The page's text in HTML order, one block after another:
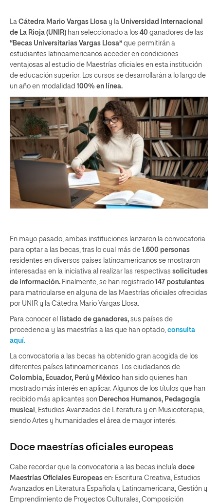
La Cátedra Mario Vargas Llosa y la Universidad Internacional
de La Rioja (UNIR) han seleccionado a los 40 ganadores de las
“Becas Universitarias Vargas Llosa” que permitirán a
estudiantes latinoamericanos acceder en condiciones
ventajosas al estudio de Maestrías oficiales en esta institución
de educación superior. Los cursos se desarrollarán a lo largo de
un año en modalidad 100% en línea.
En mayo pasado, ambas instituciones lanzaron la convocatoria
para optar a las becas, tras lo cual más de 1.600 personas
residentes en diversos países latinoamericanos se mostraron
interesadas en la iniciativa al realizar las respectivas solicitudes
de información. Finalmente, se han registrado 147 postulantes
para matricularse en alguna de las Maestrías oficiales ofrecidas
por UNIR y la Cátedra Mario Vargas Llosa.
Para conocer el listado de ganadores, sus países de
procedencia y las maestrías a las que han optado, consulta
aquí.
La convocatoria a las becas ha obtenido gran acogida de los
diferentes países latinoamericanos. Los ciudadanos de
Colombia, Ecuador, Perú y México han sido quienes han
mostrado más interés en aplicar. Algunos de los títulos que han
recibido más aplicantes son Derechos Humanos, Pedagogía
musical , Estudios Avanzados de Literatura y en Musicoterapia,
siendo Artes y humanidades el área de mayor interés.
Doce maestrías oficiales europeas
Cabe recordar que la convocatoria a las becas incluía doce
Maestrías Oficiales Europeas en: Escritura Creativa, Estudios
Avanzados en Literatura Española y Latinoamericana, Gestión y
Emprendimiento de Proyectos Culturales, Composición